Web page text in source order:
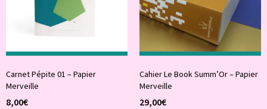
Carnet Pépite 01 – Papier
Merveille
8,00€
Cahier Le Book Summ’Or – Papier
Merveille
29,00€